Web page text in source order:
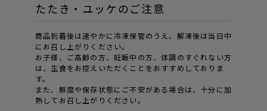
たたき・ユッケのご注意
商品到着後は速やかに冷凍保管のうえ、解凍後は当日中
にお召し上がりください。
お子様、ご高齢の方、妊娠中の方、体調のすぐれない方
は、生食をお控えいただくことをおすすめしておりま
す。
また、鮮度や保存状態にご不安がある場合は、十分に加
熱してお召し上がりください。